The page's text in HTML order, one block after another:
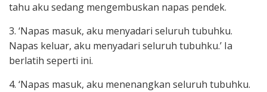
tahu aku sedang mengembuskan napas pendek.
3. ‘Napas masuk, aku menyadari seluruh tubuhku.
Napas keluar, aku menyadari seluruh tubuhku.’ Ia
berlatih seperti ini.
4. ‘Napas masuk, aku menenangkan seluruh tubuhku.